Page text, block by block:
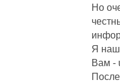
Но
Я
Вам -